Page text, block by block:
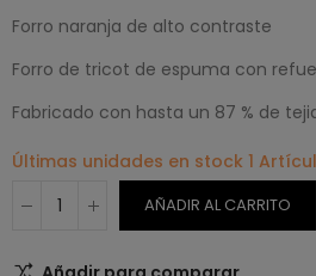
Forro naranja de alto contraste
Forro de tricot de espuma con
Fabricado con hasta un 87 % de
Últimas unidades en stock 1
AÑADIR AL CARRITO